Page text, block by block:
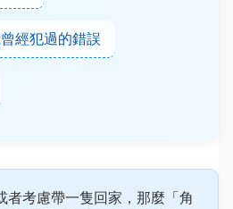
經犯過的錯誤
者考慮帶一隻回家，那麼「角